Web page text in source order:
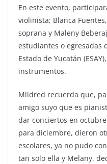
En este evento,
violinista; Blanca
soprana y Maleny
estudiantes o egresadas
Estado de Yucatán
instrumentos.
Mildred recuerda que,
amigo suyo que es
dar conciertos en
para diciembre, dieron
escolares, ya no pudo
tan solo ella y Melany,